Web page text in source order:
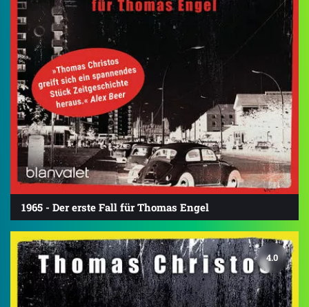
1965 - Der erste Fall für Thomas Engel
4.0